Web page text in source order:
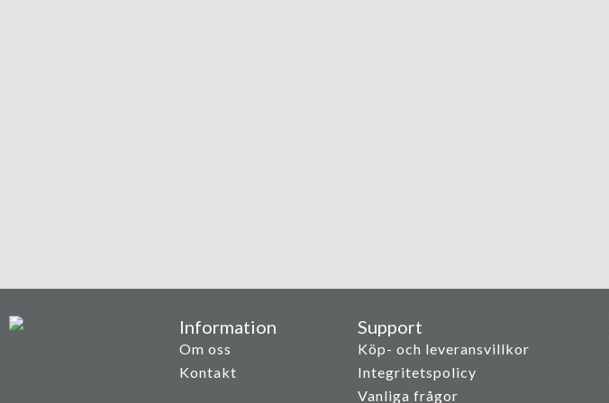
Information
Om oss
Kontakt
Support
Köp- och leveransvillkor
Integritetspolicy
Vanliga frågor